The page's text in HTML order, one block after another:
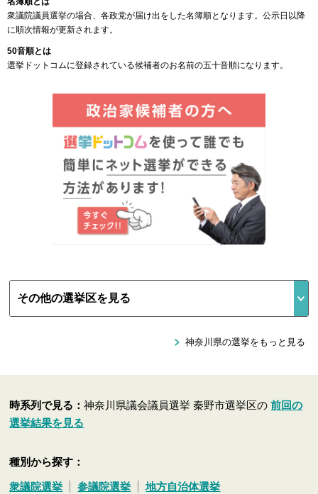
衆議院議員選挙の場合、各政党が届け出をした名簿順となります。公示日以降
に順次情報が更新されます。
50音順とは
選挙ドットコムに登録されている候補者のお名前の五十音順になります。
神奈川県の選挙をもっと見る
時系列で見る：神奈川県議会議員選挙 秦野市選挙区の前回の
選挙結果を見る
種別から探す：
衆議院選挙 参議院選挙 地方自治体選挙